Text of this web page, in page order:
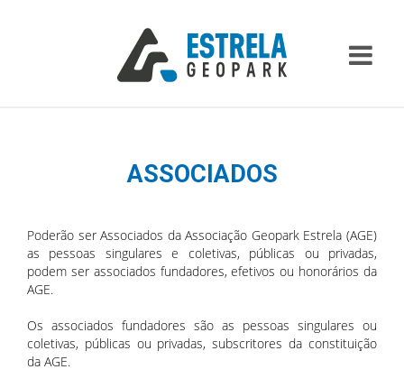
ASSOCIADOS
Poderão ser Associados da Associação Geopark Estrela (AGE)
as pessoas singulares e coletivas, públicas ou privadas,
podem ser associados fundadores, efetivos ou honorários da
AGE.
Os associados fundadores são as pessoas singulares ou
coletivas, públicas ou privadas, subscritores da constituição
da AGE.